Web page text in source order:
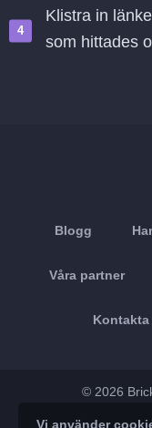
Klistra in
som hittades
Blogg
Våra partner
Kontakta
© 2026
Vi använder